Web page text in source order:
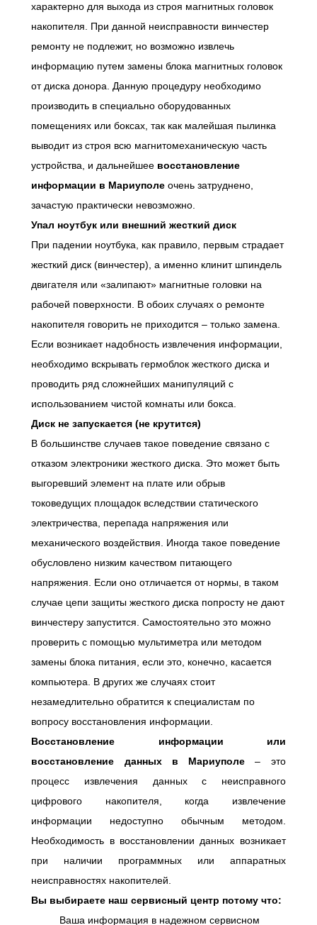
характерно для выхода из строя магнитных головок
накопителя. При данной неисправности винчестер
ремонту не подлежит, но возможно извлечь
информацию путем замены блока магнитных головок
от диска донора. Данную процедуру необходимо
производить в специально оборудованных
помещениях или боксах, так как малейшая пылинка
выводит из строя всю магнитомеханическую часть
устройства, и дальнейшее восстановление
информации в Мариуполе очень затруднено,
зачастую практически невозможно.
Упал ноутбук или внешний жесткий диск
При падении ноутбука, как правило, первым страдает
жесткий диск (винчестер), а именно клинит шпиндель
двигателя или «залипают» магнитные головки на
рабочей поверхности. В обоих случаях о ремонте
накопителя говорить не приходится – только замена.
Если возникает надобность извлечения информации,
необходимо вскрывать гермоблок жесткого диска и
проводить ряд сложнейших манипуляций с
использованием чистой комнаты или бокса.
Диск не запускается (не крутится)
В большинстве случаев такое поведение связано с
отказом электроники жесткого диска. Это может быть
выгоревший элемент на плате или обрыв
токоведущих площадок вследствии статического
электричества, перепада напряжения или
механического воздействия. Иногда такое поведение
обусловлено низким качеством питающего
напряжения. Если оно отличается от нормы, в таком
случае цепи защиты жесткого диска попросту не дают
винчестеру запустится. Самостоятельно это можно
проверить с помощью мультиметра или методом
замены блока питания, если это, конечно, касается
компьютера. В других же случаях стоит
незамедлительно обратится к специалистам по
вопросу восстановления информации.
Восстановление информации или
восстановление данных в Мариуполе – это
процесс извлечения данных с неисправного
цифрового накопителя, когда извлечение
информации недоступно обычным методом.
Необходимость в восстановлении данных возникает
при наличии программных или аппаратных
неисправностях накопителей.
Вы выбираете наш сервисный центр потому что:
Ваша информация в надежном сервисном